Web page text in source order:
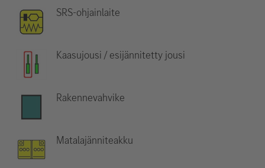
SRS-ohjainlaite
Kaasujousi / esijännitetty jousi
Rakennevahvike
Matalajänniteakku